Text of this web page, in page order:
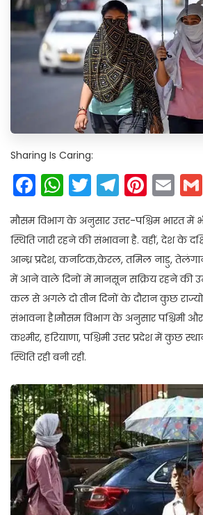
Sharing Is Caring:
Facebook
WhatsApp
Twitter
मौसम विभाग के अनुसार उत्तर-पश्चिम भारत में
स्थिति जारी रहने की संभावना है. वहीं, देश के
आन्ध्र प्रदेश, कर्नाटक,केरल, तमिल नाडु,
में आने वाले दिनों में मानसून सक्रिय रहने की
कल से अगले दो तीन दिनों के दौरान कुछ राज्यों
संभावना है।मौसम विभाग के अनुसार पश्चिमी
कश्मीर, हरियाणा, पश्चिमी उत्तर प्रदेश में कुछ
स्थिति रही बनी रही.